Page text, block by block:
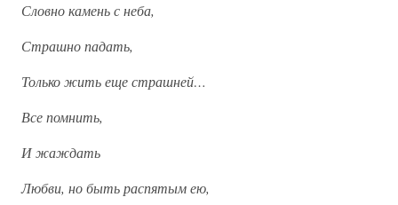
Словно камень с неба,
Страшно падать,
Только жить еще страшней…
Все помнить,
И жаждать
Любви, но быть распятым ею,